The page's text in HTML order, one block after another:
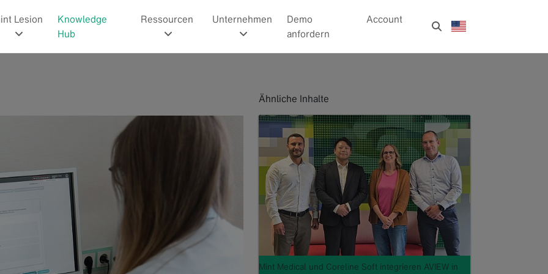
Lesion
Knowledge
Hub
Ressourcen Unternehmen
Demo
anfordern
Account
Ähnliche Inhalte
Mint Medical und Coreline Soft integrieren AVIEW in